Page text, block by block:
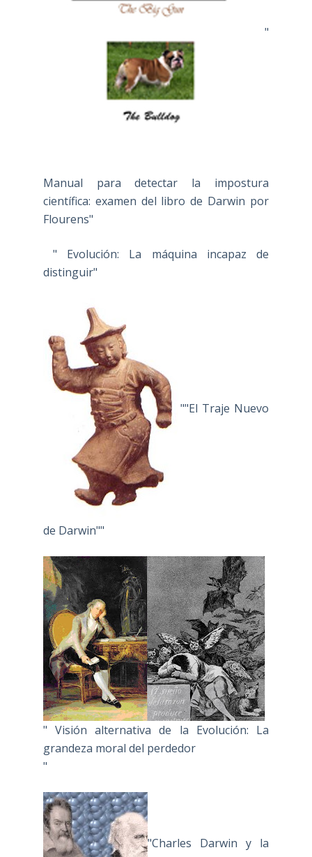
"
Manual para detectar la impostura
científica: examen del libro de Darwin por
Flourens"
" Evolución: La máquina incapaz de
distinguir"
""El Traje Nuevo
de Darwin""
" Visión alternativa de la Evolución: La
grandeza moral del perdedor
"
"Charles Darwin y la